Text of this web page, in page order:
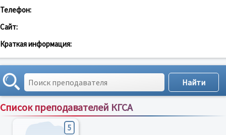
Телефон:
Сайт:
Краткая информация:
Список преподавателей КГСА
Сортировка по:имени;рейтингу;отзывам
5